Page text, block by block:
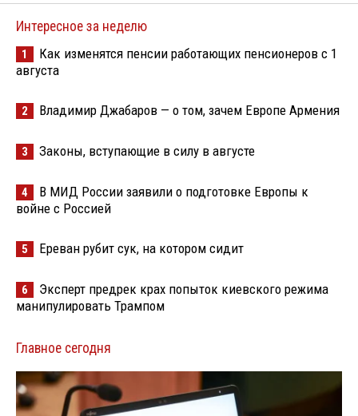
Интересное за неделю
1
Как изменятся пенсии работающих пенсионеров с 1
августа
2 Владимир Джабаров — о том, зачем Европе Армения
3 Законы, вступающие в силу в августе
4
В МИД России заявили о подготовке Европы к
войне с Россией
5 Ереван рубит сук, на котором сидит
6
Эксперт предрек крах попыток киевского режима
манипулировать Трампом
Главное сегодня